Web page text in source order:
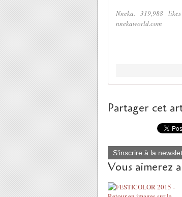
Nneka. 319,988
nnekaworld.com
Partager cet
S'inscrire à la
Vous aimerez